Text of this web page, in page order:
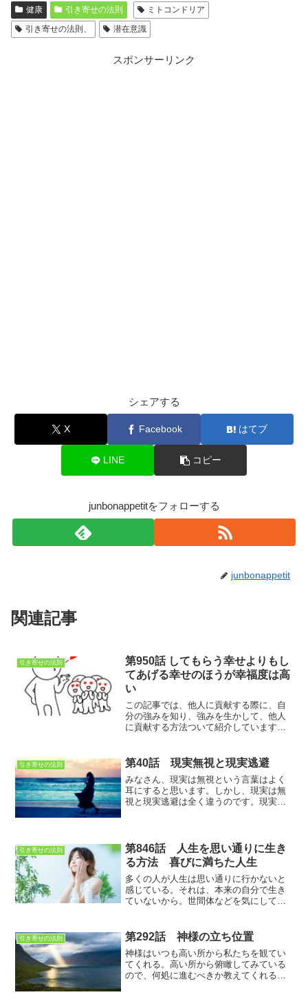
健康 引き寄せの法則
ミトコンドリア
引き寄せの法則、
潜在意識
スポンサーリンク
シェアする
X Facebook はてブ
LINE コピー
junbonappetitをフォローする
junbonappetit
関連記事
引き寄せの法則
第950話 してもらう幸せよりもし
てあげる幸せのほうが幸福度は高
い
この記事では、他人に貢献する際に、自
分の強みを知り、強みを生かして、他人
に貢献する方法ついて紹介しています。
引き寄せの法則 第40話 現実無視と現実逃避
みなさん、現実は無視という言葉はよく
耳にすると思います。しかし、現実は無
視と現実逃避は全く違うのです。現実逃
引き寄せの法則
第846話 人生を思い通りに生き
る方法 喜びに満ちた人生
多くの人が人生は思い通りに行かないと
感じている。それは、本来の自分で生き
ていないから。世間体などを気にして、
くことが大切
引き寄せの法則 第292話 神様の立ち位置
神様はいつも高い所から私たちを観てい
てくれる。高い所から俯瞰してみている
ので、何処に進むべきか教えてくれる。